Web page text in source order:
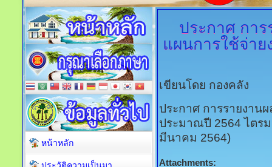
ประกาศการ
แผนการใช้จ่า
เขียนโดย กองคลัง
ประกาศ การรายงาน
ประมาณปี 2564 ไตร
มีนาคม 2564)
Attachments:
หน้าหลัก